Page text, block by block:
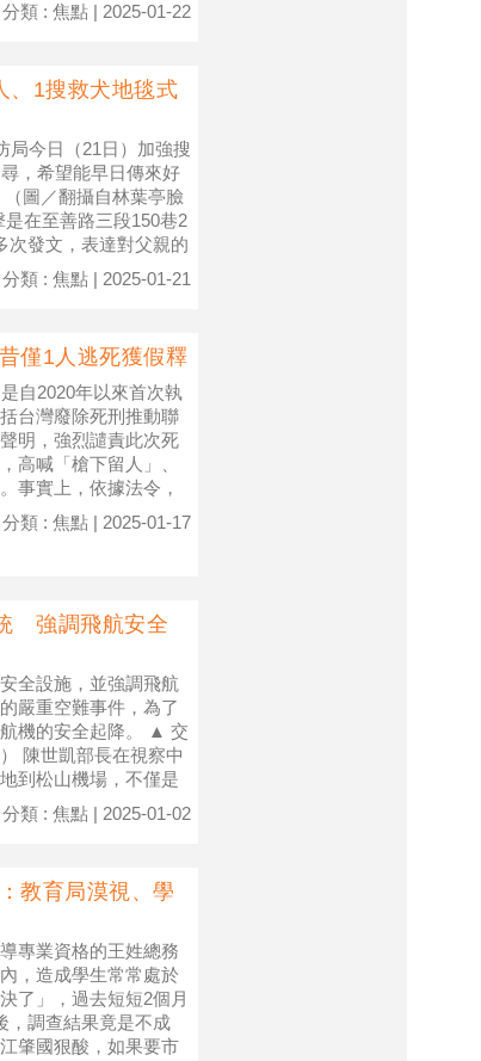
分類 : 焦點 | 2025-01-22
1搜救犬地毯式
局今日（21日）加強搜
，希望能早日傳來好
圖／翻攝自林葉亭臉
在至善路三段150巷2
次發文，表達對父親的
分類 : 焦點 | 2025-01-21
僅1人逃死獲假釋
自2020年以來首次執
台灣廢除死刑推動聯
明，強烈譴責此次死
高喊「槍下留人」、
事實上，依據法令，
分類 : 焦點 | 2025-01-17
強調飛航安全
全設施，並強調飛航
嚴重空難事件，為了
機的安全起降。 ▲ 交
陳世凱部長在視察中
到松山機場，不僅是
分類 : 焦點 | 2025-01-02
教育局漠視、學
專業資格的王姓總務
，造成學生常常處於
了」，過去短短2個月
，調查結果竟是不成
肇國狠酸，如果要市